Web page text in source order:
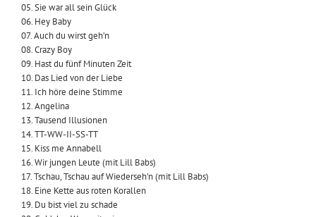
05. Sie war all sein Glück
06. Hey Baby
07. Auch du wirst geh’n
08. Crazy Boy
09. Hast du fünf Minuten Zeit
10. Das Lied von der Liebe
11. Ich höre deine Stimme
12. Angelina
13. Tausend Illusionen
14. TT-WW-II-SS-TT
15. Kiss me Annabell
16. Wir jungen Leute (mit Lill Babs)
17. Tschau, Tschau auf Wiederseh’n (mit Lill Babs)
18. Eine Kette aus roten Korallen
19. Du bist viel zu schade